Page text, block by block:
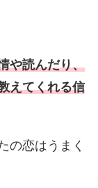
や読んだり、
えてくれる信
の恋はうまく